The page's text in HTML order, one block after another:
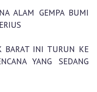
ALAM GEMPA BUMI
BARAT INI TURUN KE
YANG SEDANG